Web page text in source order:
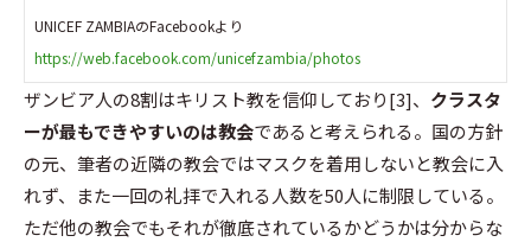
UNICEF ZAMBIAのFacebookより
https://web.facebook.com/unicefzambia/photos
ザンビア人の8割はキリスト教を信仰しており[3]、 クラスタ
ーが最もできやすいのは教会であると考えられる。国の方針
の元、筆者の近隣の教会ではマスクを着用しないと教会に入
れず、また一回の礼拝で入れる人数を50人に制限している。
ただ他の教会でもそれが徹底されているかどうかは分からな